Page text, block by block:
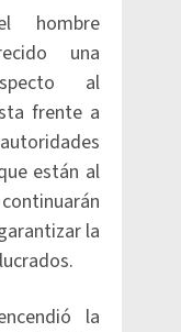
hombre
una
al
frente a
están al
la
la